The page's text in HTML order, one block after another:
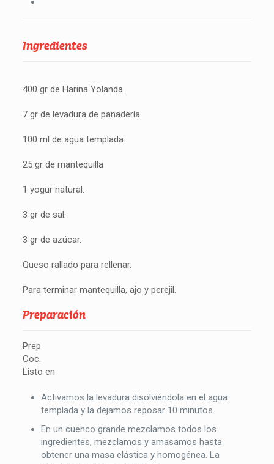
Ingredientes
400 gr de Harina Yolanda.
7 gr de levadura de panadería.
100 ml de agua templada.
25 gr de mantequilla
1 yogur natural.
3 gr de sal.
3 gr de azúcar.
Queso rallado para rellenar.
Para terminar mantequilla, ajo y perejil.
Preparación
Prep
Coc.
Listo en
Activamos la levadura disolviéndola en el agua
templada y la dejamos reposar 10 minutos.
En un cuenco grande mezclamos todos los
ingredientes, mezclamos y amasamos hasta
obtener una masa elástica y homogénea. La